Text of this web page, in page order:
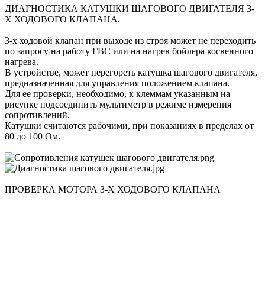
ДИАГНОСТИКА КАТУШКИ ШАГОВОГО ДВИГАТЕЛЯ 3-
Х ХОДОВОГО КЛАПАНА.
3-х ходовой клапан при выходе из строя может не переходить
по запросу на работу ГВС или на нагрев бойлера косвенного
нагрева.
В устройстве, может перегореть катушка шагового двигателя,
предназначенная для управления положением клапана.
Для ее проверки, необходимо, к клеммам указанным на
рисунке подсоединить мультиметр в режиме измерения
сопротивлений.
Катушки считаются рабочими, при показаниях в пределах от
80 до 100 Ом.
ПРОВЕРКА МОТОРА 3-Х ХОДОВОГО КЛАПАНА